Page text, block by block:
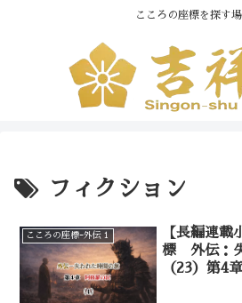
こころの座標を探す場
フィクション
こころの座標ｰ外伝１
【長編連載
標 外伝：
（23）第